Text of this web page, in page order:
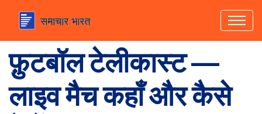
फ़ुटबॉल टेलीकास्ट —
लाइव मैच कहाँ और कैसे